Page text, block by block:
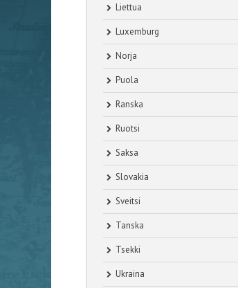
Liettua
Luxemburg
Norja
Puola
Ranska
Ruotsi
Saksa
Slovakia
Sveitsi
Tanska
Tsekki
Ukraina